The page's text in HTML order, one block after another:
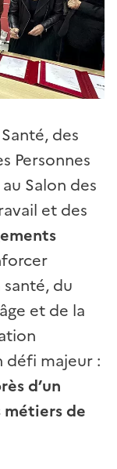
des
Personnes
Salon des
et des
du
et de la
défi majeur :
d’un
de